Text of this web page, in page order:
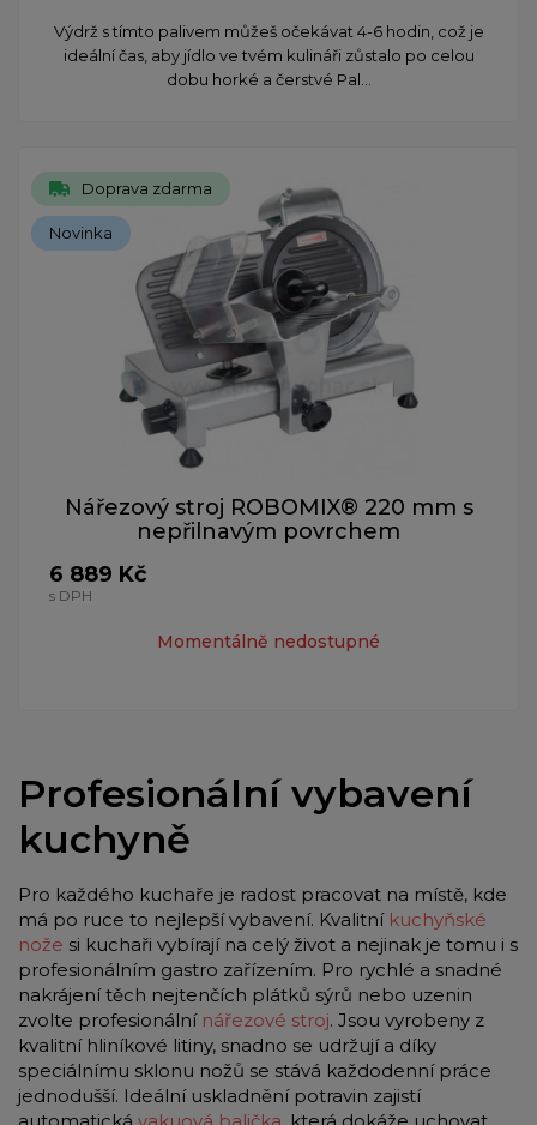
Výdrž s tímto palivem můžeš očekávat 4-6 hodin, což je
ideální čas, aby jídlo ve tvém kulináři zůstalo po celou
dobu horké a čerstvé Pal...
Doprava zdarma
Novinka
Nářezový stroj ROBOMIX® 220 mm s
nepřilnavým povrchem
6 889 Kč
s DPH
Momentálně nedostupné
Profesionální vybavení
kuchyně
Pro každého kuchaře je radost pracovat na místě, kde
má po ruce to nejlepší vybavení. Kvalitní kuchyňské
nože si kuchaři vybírají na celý život a nejinak je tomu i s
profesionálním gastro zařízením. Pro rychlé a snadné
nakrájení těch nejtenčích plátků sýrů nebo uzenin
zvolte profesionální nářezové stroj. Jsou vyrobeny z
kvalitní hliníkové litiny, snadno se udržují a díky
speciálnímu sklonu nožů se stává každodenní práce
jednodušší. Ideální uskladnění potravin zajistí